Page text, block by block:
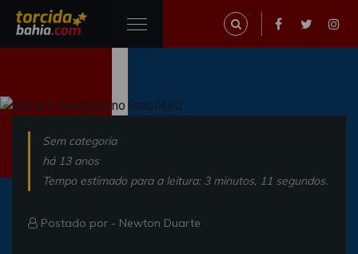
Sem categoria
há 13 anos
Tempo estimado para a leitura: 3 minutos, 11 segundos.
Postado por - Newton Duarte